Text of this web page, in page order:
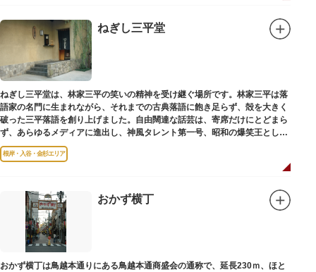
ねぎし三平堂
ねぎし三平堂は、林家三平の笑いの精神を受け継ぐ場所です。林家三平は落
語家の名門に生まれながら、それまでの古典落語に飽き足らず、殻を大きく
破った三平落語を創り上げました。自由闊達な話芸は、寄席だけにとどまら
ず、あらゆるメディアに進出し、神風タレント第一号、昭和の爆笑王とし
て、いつまでも日本人の心に残っています。
根岸・入谷・金杉エリア
おかず横丁
おかず横丁は鳥越本通りにある鳥越本通商盛会の通称で、延長230ｍ、ほと